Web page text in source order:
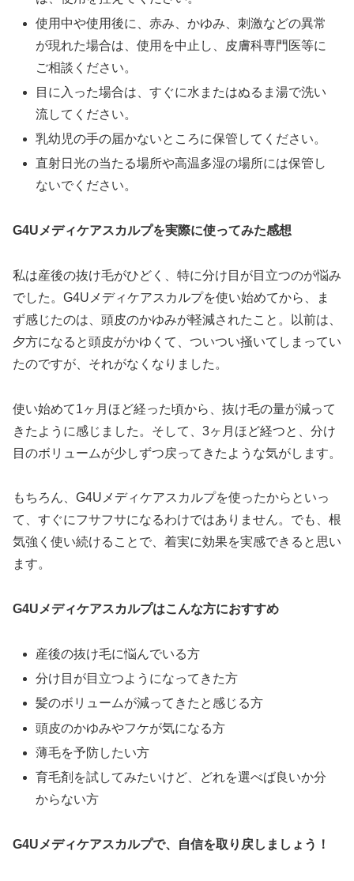
使用中や使用後に、赤み、かゆみ、刺激などの異常
が現れた場合は、使用を中止し、皮膚科専門医等に
ご相談ください。
目に入った場合は、すぐに水またはぬるま湯で洗い
流してください。
乳幼児の手の届かないところに保管してください。
直射日光の当たる場所や高温多湿の場所には保管し
ないでください。
G4Uメディケアスカルプを実際に使ってみた感想
私は産後の抜け毛がひどく、特に分け目が目立つのが悩み
でした。G4Uメディケアスカルプを使い始めてから、ま
ず感じたのは、頭皮のかゆみが軽減されたこと。以前は、
夕方になると頭皮がかゆくて、ついつい掻いてしまってい
たのですが、それがなくなりました。
使い始めて1ヶ月ほど経った頃から、抜け毛の量が減って
きたように感じました。そして、3ヶ月ほど経つと、分け
目のボリュームが少しずつ戻ってきたような気がします。
もちろん、G4Uメディケアスカルプを使ったからといっ
て、すぐにフサフサになるわけではありません。でも、根
気強く使い続けることで、着実に効果を実感できると思い
ます。
G4Uメディケアスカルプはこんな方におすすめ
産後の抜け毛に悩んでいる方
分け目が目立つようになってきた方
髪のボリュームが減ってきたと感じる方
頭皮のかゆみやフケが気になる方
薄毛を予防したい方
育毛剤を試してみたいけど、どれを選べば良いか分
からない方
G4Uメディケアスカルプで、自信を取り戻しましょう！